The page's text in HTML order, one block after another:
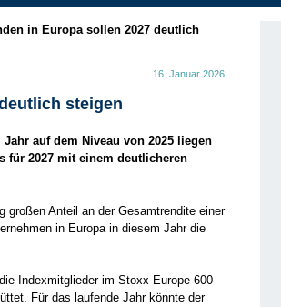
in Europa sollen 2027 deutlich
16. Januar 2026
steigen
auf dem Niveau von 2025 liegen
für 2027 mit einem deutlicheren
großen Anteil an der Gesamtrendite einer
in Europa in diesem Jahr die
Indexmitglieder im Stoxx Europe 600
Für das laufende Jahr könnte der